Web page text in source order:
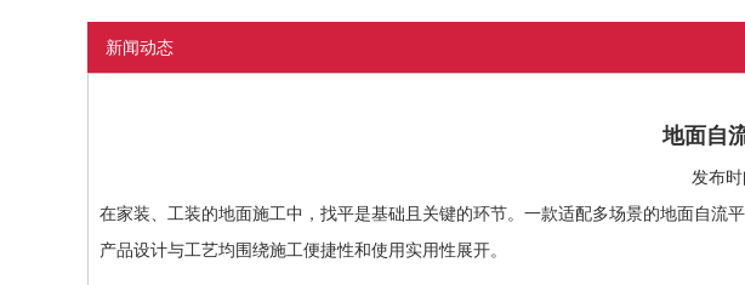
新闻动态
地面自
发布
在家装、工装的地面施工中，找平是基础且关键的环节。一款适配多场景的地面自
产品设计与工艺均围绕施工便捷性和使用实用性展开。